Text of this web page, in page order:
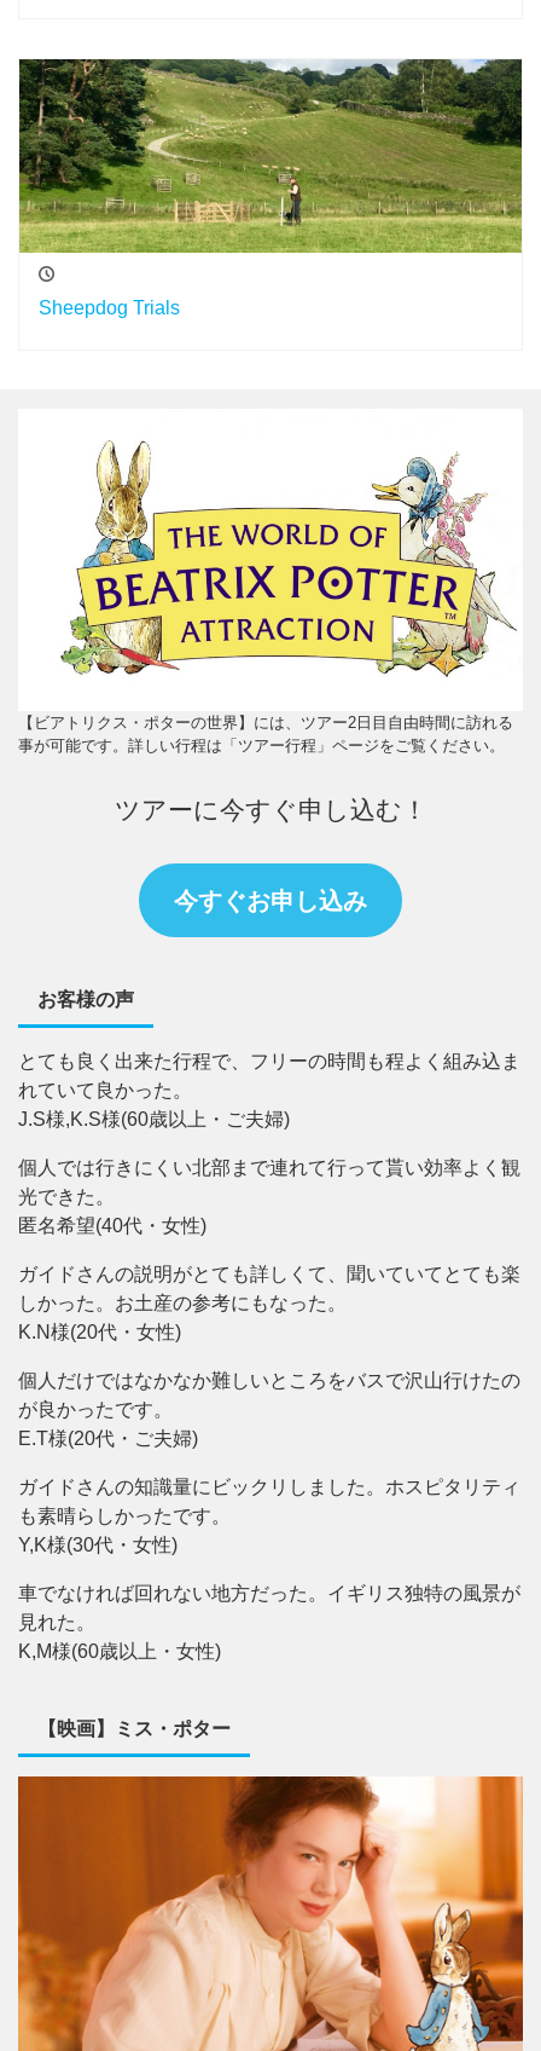
Sheepdog Trials
【ビアトリクス・ポターの世界】には、ツアー2日目自由時間に訪れる
事が可能です。詳しい行程は「ツアー行程」ページをご覧ください。
ツアーに今すぐ申し込む！
今すぐお申し込み
お客様の声
とても良く出来た行程で、フリーの時間も程よく組み込ま
れていて良かった。
J.S様,K.S様(60歳以上・ご夫婦)
個人では行きにくい北部まで連れて行って貰い効率よく観
光できた。
匿名希望(40代・女性)
ガイドさんの説明がとても詳しくて、聞いていてとても楽
しかった。お土産の参考にもなった。
K.N様(20代・女性)
個人だけではなかなか難しいところをバスで沢山行けたの
が良かったです。
E.T様(20代・ご夫婦)
ガイドさんの知識量にビックリしました。ホスピタリティ
も素晴らしかったです。
Y,K様(30代・女性)
車でなければ回れない地方だった。イギリス独特の風景が
見れた。
K,M様(60歳以上・女性)
【映画】ミス・ポター